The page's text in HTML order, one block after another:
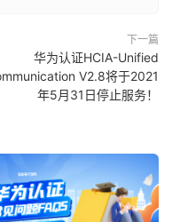
下一篇
华为认证HCIA-Unified
V2.8将于2021
年5月31日停止服务！